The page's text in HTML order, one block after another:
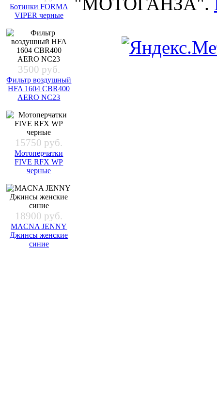
Ботинки FORMA
VIPER черные
3500 руб.
Фильтр воздушный
HFA 1604 CBR400
AERO NC23
15750 руб.
Мотоперчатки
FIVE RFX WP
черные
18900 руб.
MACNA JENNY
Джинсы женские
синие